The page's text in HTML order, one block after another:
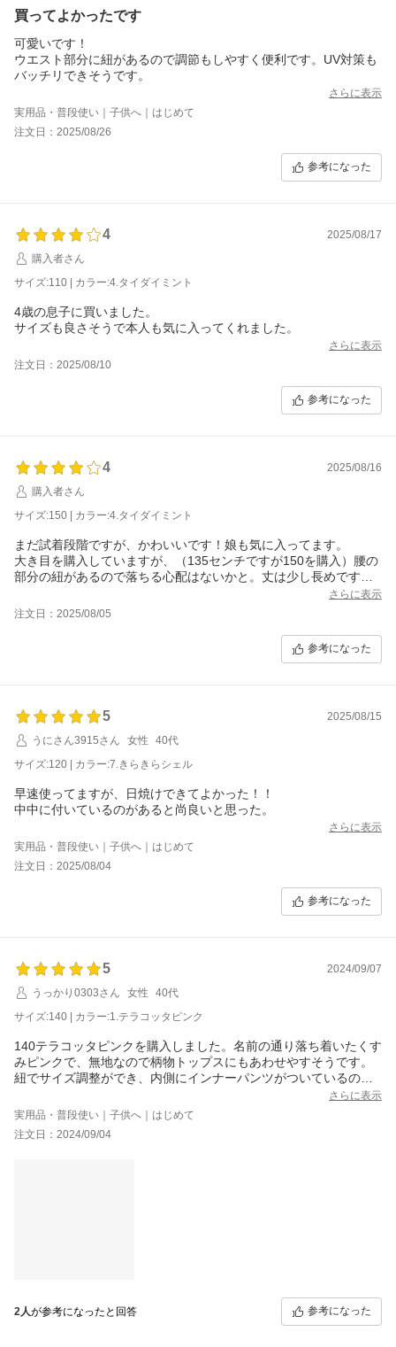
買ってよかったです
可愛いです！
ウエスト部分に紐があるので調節もしやすく便利です。UV対策も
バッチリできそうです。
さらに表示
実用品・普段使い｜子供へ｜はじめて
注文日：2025/08/26
参考になった
4
2025/08/17
購入者さん
サイズ:110 | カラー:4.タイダイミント
4歳の息子に買いました。
サイズも良さそうで本人も気に入ってくれました。
さらに表示
注文日：2025/08/10
参考になった
4
2025/08/16
購入者さん
サイズ:150 | カラー:4.タイダイミント
まだ試着段階ですが、かわいいです！娘も気に入ってます。
大き目を購入していますが、（135センチですが150を購入）腰の
部分の紐があるので落ちる心配はないかと。丈は少し長めです
さらに表示
注文日：2025/08/05
参考になった
5
2025/08/15
うにさん3915さん
女性
40代
サイズ:120 | カラー:7.きらきらシェル
早速使ってますが、日焼けできてよかった！！
中中に付いているのがあると尚良いと思った。
さらに表示
実用品・普段使い｜子供へ｜はじめて
注文日：2025/08/04
参考になった
5
2024/09/07
うっかり0303さん
女性
40代
サイズ:140 | カラー:1.テラコッタピンク
140テラコッタピンクを購入しました。名前の通り落ち着いたくす
みピンクで、無地なので柄物トップスにもあわせやすそうです。
紐でサイズ調整ができ、内側にインナーパンツがついているので
透けや浮きを気にすることなく1枚ですっきり着られてよいです。
2024/9/7のブログで写真付きで紹介しています。
さらに表示
実用品・普段使い｜子供へ｜はじめて
注文日：2024/09/04
2人が参考になったと回答 参考になった